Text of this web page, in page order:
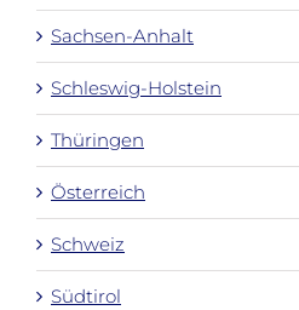
Sachsen-Anhalt
Schleswig-Holstein
Thüringen
Österreich
Schweiz
Südtirol